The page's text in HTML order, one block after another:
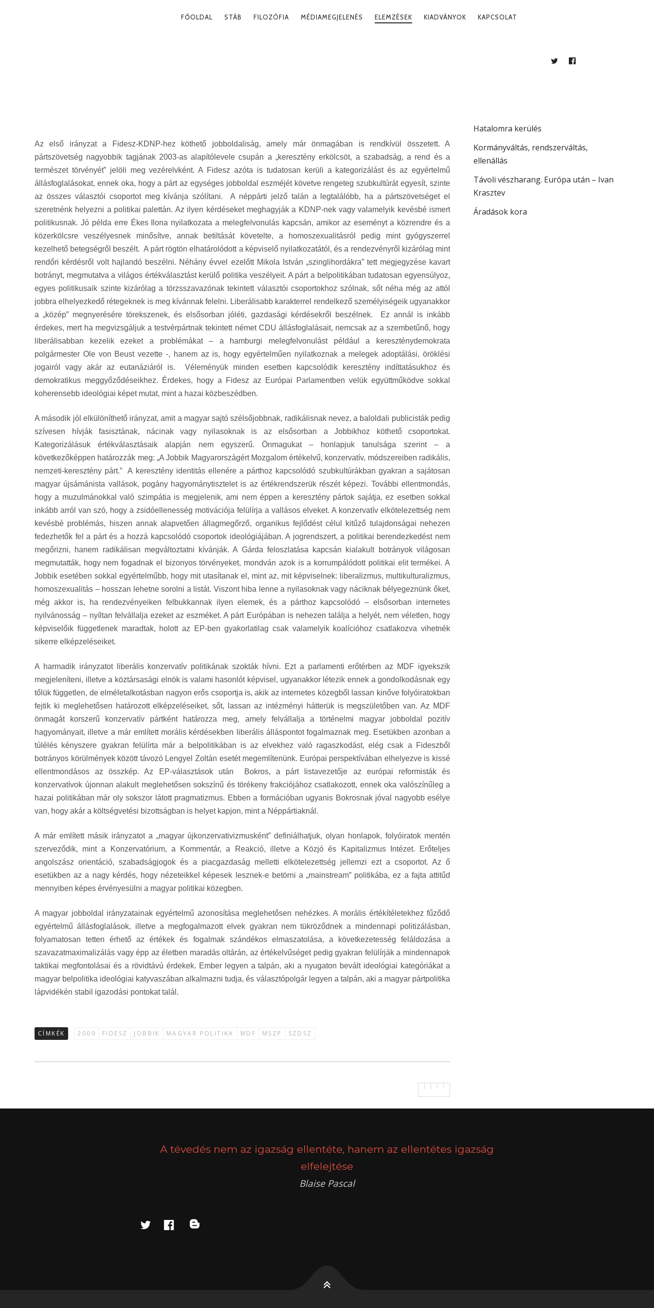
PRIMARY
FŐOLDAL STÁB FILOZÓFIA MÉDIAMEGJELENÉS ELEMZÉSEK KIADVÁNYOK KAPCSOLAT
TWITTERFACEBOOK
Az első irányzat a Fidesz-KDNP-hez köthető jobboldaliság, amely már önmagában is rendkívül összetett. A
pártszövetség nagyobbik tagjának 2003-as alapítólevele csupán a „keresztény erkölcsöt, a szabadság, a rend és a
természet törvényét” jelöli meg vezérelvként. A Fidesz azóta is tudatosan kerüli a kategorizálást és az egyértelmű
állásfoglalásokat, ennek oka, hogy a párt az egységes jobboldal eszméjét követve rengeteg szubkultúrát egyesít, szinte
az összes választói csoportot meg kívánja szólítani. A néppárti jelző talán a legtalálóbb, ha a pártszövetséget el
szeretnénk helyezni a politikai palettán. Az ilyen kérdéseket meghagyják a KDNP-nek vagy valamelyik kevésbé ismert
politikusnak. Jó példa erre Ékes Ilona nyilatkozata a melegfelvonulás kapcsán, amikor az eseményt a közrendre és a
közerkölcsre veszélyesnek minősítve, annak betiltását követelte, a homoszexualitásról pedig mint gyógyszerrel
kezelhető betegségről beszélt. A párt rögtön elhatárolódott a képviselő nyilatkozatától, és a rendezvényről kizárólag mint
rendőri kérdésről volt hajlandó beszélni. Néhány évvel ezelőtt Mikola István „szinglihordákra” tett megjegyzése kavart
botrányt, megmutatva a világos értékválasztást kerülő politika veszélyeit. A párt a belpolitikában tudatosan egyensúlyoz,
egyes politikusaik szinte kizárólag a törzsszavazónak tekintett választói csoportokhoz szólnak, sőt néha még az attól
jobbra elhelyezkedő rétegeknek is meg kívánnak felelni. Liberálisabb karakterrel rendelkező személyiségeik ugyanakkor
a „közép” megnyerésére törekszenek, és elsősorban jóléti, gazdasági kérdésekről beszélnek. Ez annál is inkább
érdekes, mert ha megvizsgáljuk a testvérpártnak tekintett német CDU állásfoglalásait, nemcsak az a szembetűnő, hogy
liberálisabban kezelik ezeket a problémákat – a hamburgi melegfelvonulást például a kereszténydemokrata
polgármester Ole von Beust vezette -, hanem az is, hogy egyértelműen nyilatkoznak a melegek adoptálási, öröklési
jogairól vagy akár az eutanáziáról is. Véleményük minden esetben kapcsolódik keresztény indíttatásukhoz és
demokratikus meggyőződéseikhez. Érdekes, hogy a Fidesz az Európai Parlamentben velük együttműködve sokkal
koherensebb ideológiai képet mutat, mint a hazai közbeszédben.
A második jól elkülöníthető irányzat, amit a magyar sajtó szélsőjobbnak, radikálisnak nevez, a baloldali publicisták pedig
szívesen hívják fasisztának, nácinak vagy nyilasoknak is az elsősorban a Jobbikhoz köthető csoportokat.
Kategorizálásuk értékválasztásaik alapján nem egyszerű. Önmagukat – honlapjuk tanulsága szerint – a
következőképpen határozzák meg: „A Jobbik Magyarországért Mozgalom értékelvű, konzervatív, módszereiben radikális,
nemzeti-keresztény párt.” A keresztény identitás ellenére a párthoz kapcsolódó szubkultúrákban gyakran a sajátosan
magyar újsámánista vallások, pogány hagyománytisztelet is az értékrendszerük részét képezi. További ellentmondás,
hogy a muzulmánokkal való szimpátia is megjelenik, ami nem éppen a keresztény pártok sajátja, ez esetben sokkal
inkább arról van szó, hogy a zsidóellenesség motivációja felülírja a vallásos elveket. A konzervatív elkötelezettség nem
kevésbé problémás, hiszen annak alapvetően állagmegőrző, organikus fejlődést célul kitűző tulajdonságai nehezen
fedezhetők fel a párt és a hozzá kapcsolódó csoportok ideológiájában. A jogrendszert, a politikai berendezkedést nem
megőrizni, hanem radikálisan megváltoztatni kívánják. A Gárda feloszlatása kapcsán kialakult botrányok világosan
megmutatták, hogy nem fogadnak el bizonyos törvényeket, mondván azok is a korrumpálódott politikai elit termékei. A
Jobbik esetében sokkal egyértelműbb, hogy mit utasítanak el, mint az, mit képviselnek: liberalizmus, multikulturalizmus,
homoszexualitás – hosszan lehetne sorolni a listát. Viszont hiba lenne a nyilasoknak vagy náciknak bélyegeznünk őket,
még akkor is, ha rendezvényeiken felbukkannak ilyen elemek, és a párthoz kapcsolódó – elsősorban internetes
nyilvánosság – nyíltan felvállalja ezeket az eszméket. A párt Európában is nehezen találja a helyét, nem véletlen, hogy
képviselőik függetlenek maradtak, holott az EP-ben gyakorlatilag csak valamelyik koalícióhoz csatlakozva vihetnék
sikerre elképzeléseiket.
A harmadik irányzatot liberális konzervatív politikának szokták hívni. Ezt a parlamenti erőtérben az MDF igyekszik
megjeleníteni, illetve a köztársasági elnök is valami hasonlót képvisel, ugyanakkor létezik ennek a gondolkodásnak egy
tőlük független, de elméletalkotásban nagyon erős csoportja is, akik az internetes közegből lassan kinőve folyóiratokban
fejtik ki meglehetősen határozott elképzeléseiket, sőt, lassan az intézményi hátterük is megszületőben van. Az MDF
önmagát korszerű konzervatív pártként határozza meg, amely felvállalja a történelmi magyar jobboldal pozitív
hagyományait, illetve a már említett morális kérdésekben liberális álláspontot fogalmaznak meg. Esetükben azonban a
túlélés kényszere gyakran felülírta már a belpolitikában is az elvekhez való ragaszkodást, elég csak a Fideszből
botrányos körülmények között távozó Lengyel Zoltán esetét megemlítenünk. Európai perspektívában elhelyezve is kissé
ellentmondásos az összkép. Az EP-választások után Bokros, a párt listavezetője az európai reformisták és
konzervatívok újonnan alakult meglehetősen sokszínű és törékeny frakciójához csatlakozott, ennek oka valószínűleg a
hazai politikában már oly sokszor látott pragmatizmus. Ebben a formációban ugyanis Bokrosnak jóval nagyobb esélye
van, hogy akár a költségvetési bizottságban is helyet kapjon, mint a Néppártiaknál.
A már említett másik irányzatot a „magyar újkonzervativizmusként” definiálhatjuk, olyan honlapok, folyóiratok mentén
szerveződik, mint a Konzervatórium, a Kommentár, a Reakció, illetve a Közjó és Kapitalizmus Intézet. Erőteljes
angolszász orientáció, szabadságjogok és a piacgazdaság melletti elkötelezettség jellemzi ezt a csoportot. Az ő
esetükben az a nagy kérdés, hogy nézeteikkel képesek lesznek-e betörni a „mainstream” politikába, ez a fajta attitűd
mennyiben képes érvényesülni a magyar politikai közegben.
A magyar jobboldal irányzatainak egyértelmű azonosítása meglehetősen nehézkes. A morális értékítéletekhez fűződő
egyértelmű állásfoglalások, illetve a megfogalmazott elvek gyakran nem tükröződnek a mindennapi politizálásban,
folyamatosan tetten érhető az értékek és fogalmak szándékos elmaszatolása, a következetesség feláldozása a
szavazatmaximalizálás vagy épp az életben maradás oltárán, az értékelvűséget pedig gyakran felülírják a mindennapok
taktikai megfontolásai és a rövidtávú érdekek. Ember legyen a talpán, aki a nyugaton bevált ideológiai kategóriákat a
magyar belpolitika ideológiai katyvaszában alkalmazni tudja, és választópolgár legyen a talpán, aki a magyar pártpolitika
lápvidékén stabil igazodási pontokat talál.
CÍMKÉK 2009 FIDESZ JOBBIK MAGYAR POLITIKA MDF MSZP SZDSZ
Hatalomra kerülés
Kormányváltás, rendszerváltás,
ellenállás
Távoli vészharang. Európa után – Ivan
Krasztev
Áradások kora
A tévedés nem az igazság ellentéte, hanem az ellentétes igazság
elfelejtése
Blaise Pascal
twitterfacebook
blog